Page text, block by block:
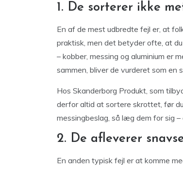
1. De sorterer ikke
En af de mest udbredte fejl er, at
praktisk, men det betyder ofte, at
– kobber, messing og aluminium er
sammen, bliver de vurderet som en
Hos Skanderborg Produkt, som
derfor altid at sortere skrottet, før
messingbeslag, så læg dem for sig
2. De afleverer
En anden typisk fejl er at komme